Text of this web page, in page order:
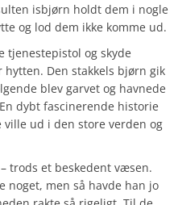
isbjørn holdt dem i nogle
og lod dem ikke komme ud.
tjenestepistol og skyde
Den stakkels bjørn gik
blev garvet og havnede
dybt fascinerende historie
ud i den store verden og
– trods et beskedent væsen.
noget, men så havde han jo